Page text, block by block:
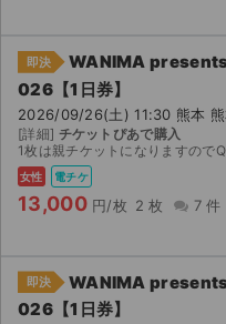
即決
WANIMA
026【1日券】
2026/09/26(土) 11:30 熊本 熊
[詳細] チケットぴあで購入
1枚は親チケットになりますのでQRコードの画像をお送りします。 もう1枚はメールで分配さ
女性 電チケ
13,000 円/枚 2 枚 7 件
即決
WANIMA
026【1日券】